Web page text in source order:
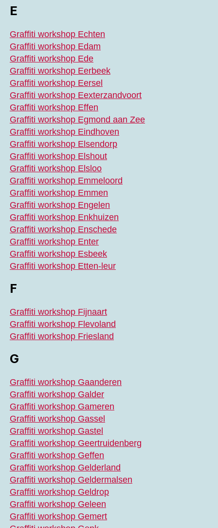
E
Graffiti workshop Echten
Graffiti workshop Edam
Graffiti workshop Ede
Graffiti workshop Eerbeek
Graffiti workshop Eersel
Graffiti workshop Eexterzandvoort
Graffiti workshop Effen
Graffiti workshop Egmond aan Zee
Graffiti workshop Eindhoven
Graffiti workshop Elsendorp
Graffiti workshop Elshout
Graffiti workshop Elsloo
Graffiti workshop Emmeloord
Graffiti workshop Emmen
Graffiti workshop Engelen
Graffiti workshop Enkhuizen
Graffiti workshop Enschede
Graffiti workshop Enter
Graffiti workshop Esbeek
Graffiti workshop Etten-leur
F
Graffiti workshop Fijnaart
Graffiti workshop Flevoland
Graffiti workshop Friesland
G
Graffiti workshop Gaanderen
Graffiti workshop Galder
Graffiti workshop Gameren
Graffiti workshop Gassel
Graffiti workshop Gastel
Graffiti workshop Geertruidenberg
Graffiti workshop Geffen
Graffiti workshop Gelderland
Graffiti workshop Geldermalsen
Graffiti workshop Geldrop
Graffiti workshop Geleen
Graffiti workshop Gemert